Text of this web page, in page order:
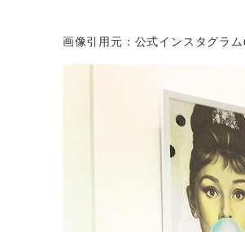
画像引用元：公式インスタグラ